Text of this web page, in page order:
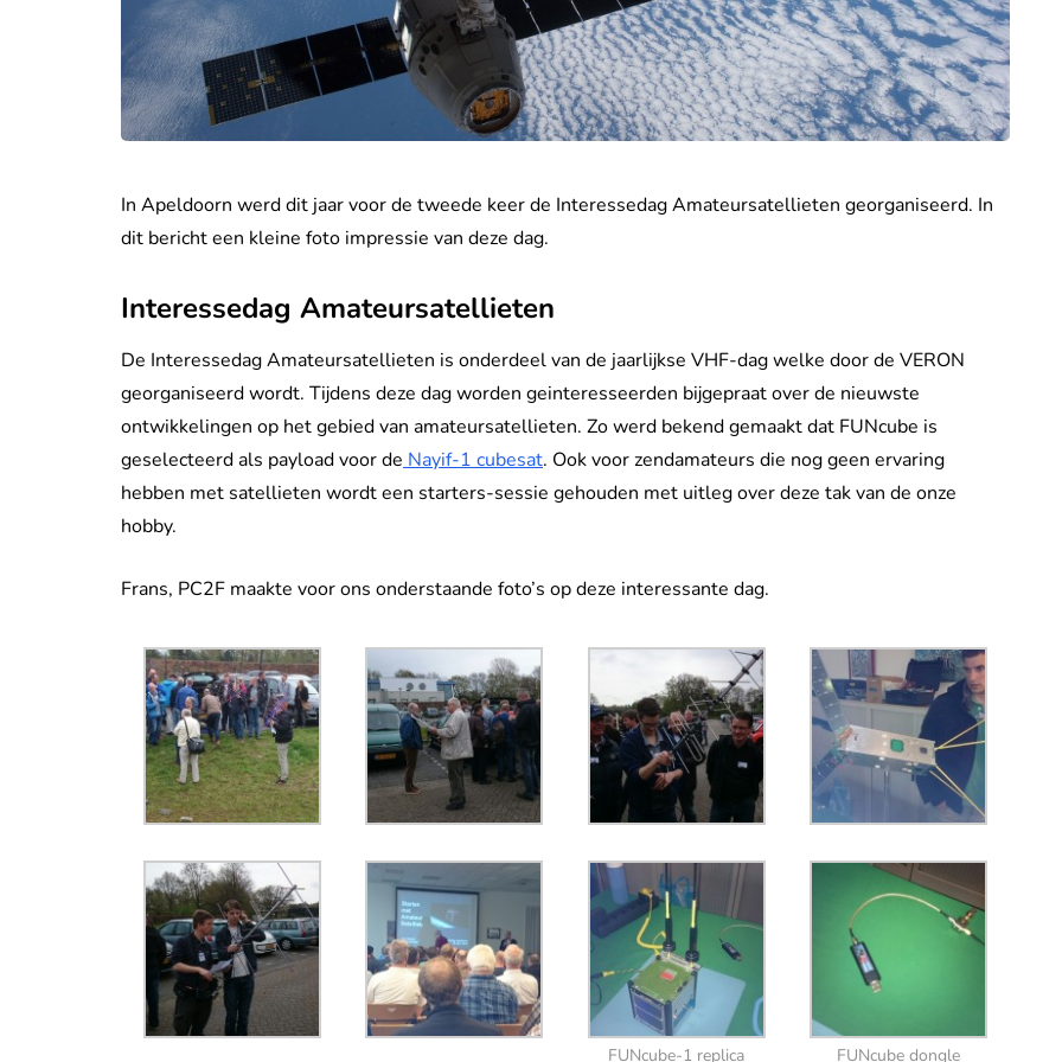
In Apeldoorn werd dit jaar voor de tweede keer de Interessedag Amateursatellieten georganiseerd. In
dit bericht een kleine foto impressie van deze dag.
Interessedag Amateursatellieten
De Interessedag Amateursatellieten is onderdeel van de jaarlijkse VHF-dag welke door de VERON
georganiseerd wordt. Tijdens deze dag worden geinteresseerden bijgepraat over de nieuwste
ontwikkelingen op het gebied van amateursatellieten. Zo werd bekend gemaakt dat FUNcube is
geselecteerd als payload voor de Nayif-1 cubesat. Ook voor zendamateurs die nog geen ervaring
hebben met satellieten wordt een starters-sessie gehouden met uitleg over deze tak van de onze
hobby.
Frans, PC2F maakte voor ons onderstaande foto’s op deze interessante dag.
FUNcube-1 replica FUNcube dongle